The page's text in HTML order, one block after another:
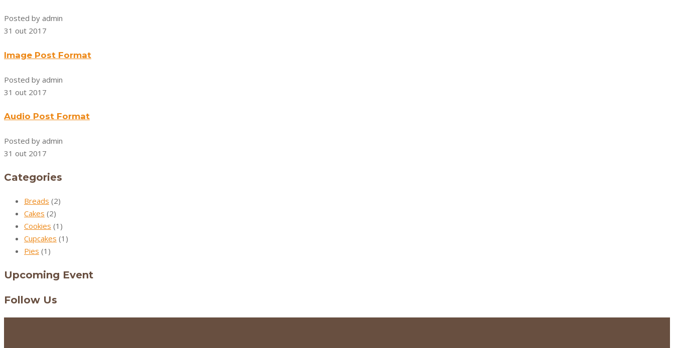
Posted by admin
31 out 2017
Image Post Format
Posted by admin
31 out 2017
Audio Post Format
Posted by admin
31 out 2017
Categories
Breads (2)
Cakes (2)
Cookies (1)
Cupcakes (1)
Pies (1)
Upcoming Event
Follow Us